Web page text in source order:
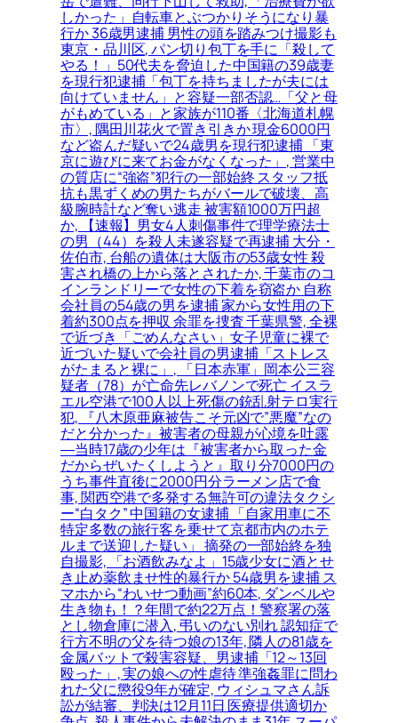
しかった」自転車とぶつかりそうになり暴
行か 36歳男逮捕 男性の頭を踏みつけ撮影も
東京・品川区, パン切り包丁を手に「殺して
やる！」50代夫を脅迫した中国籍の39歳妻
を現行犯逮捕「包丁を持ちましたが夫には
向けていません」と容疑一部否認…「父と母
がもめている」と家族が110番〈北海道札幌
市〉, 隅田川花火で置き引きか 現金6000円
など盗んだ疑いで24歳男を現行犯逮捕 「東
京に遊びに来てお金がなくなった」, 営業中
の質店に“強盗”犯行の一部始終 スタッフ抵
抗も黒ずくめの男たちがバールで破壊、高
級腕時計など奪い逃走 被害額1000万円超
か, 【速報】男女4人刺傷事件で理学療法士
の男（44）を殺人未遂容疑で再逮捕 大分・
佐伯市, 台船の遺体は大阪市の53歳女性 殺
害され橋の上から落とされたか, 千葉市のコ
インランドリーで女性の下着を窃盗か 自称
会社員の54歳の男を逮捕 家から女性用の下
着約300点を押収 余罪を捜査 千葉県警, 全裸
で近づき「ごめんなさい」女子児童に裸で
近づいた疑いで会社員の男逮捕「ストレス
がたまると裸に」, 「日本赤軍」岡本公三容
疑者（78）が亡命先レバノンで死亡 イスラ
エル空港で100人以上死傷の銃乱射テロ実行
犯, 『八木原亜麻被告こそ元凶で”悪魔”なの
だと分かった』被害者の母親が心境を吐露
―当時17歳の少年は『被害者から取った金
だからぜいたくしようと』取り分7000円の
うち事件直後に2000円分ラーメン店で食
事, 関西空港で多発する無許可の違法タクシ
ー“白タク” 中国籍の女逮捕 「自家用車に不
特定多数の旅行客を乗せて京都市内のホテ
ルまで送迎した疑い」 摘発の一部始終を独
自撮影, 「お酒飲みなよ」15歳少女に酒とせ
き止め薬飲ませ性的暴行か 54歳男を逮捕 ス
マホから“わいせつ動画”約60本, ダンベルや
生き物も！？年間で約22万点！警察署の落
とし物倉庫に潜入, 弔いのない別れ 認知症で
行方不明の父を待つ娘の13年, 隣人の81歳を
金属バットで殺害容疑、男逮捕「12～13回
殴った」, 実の娘への性虐待 準強姦罪に問わ
れた父に懲役9年が確定, ウィシュマさん訴
訟が結審、判決は12月11日 医療提供適切か